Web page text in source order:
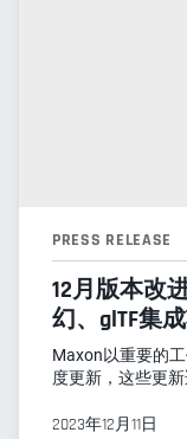
PRESS RELEASE
12月版本改
幻、glTF集
Maxon以重要的
度更新，这些更新
2023年12月11日